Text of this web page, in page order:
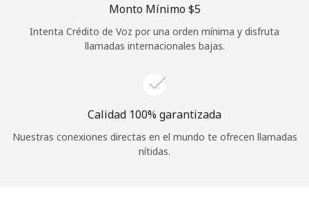
Monto Mínimo ⁦$5⁩
Intenta Crédito de Voz por una orden mínima y disfruta
llamadas internacionales bajas.
Calidad 100% garantizada
Nuestras conexiones directas en el mundo te ofrecen llamadas
nítidas.